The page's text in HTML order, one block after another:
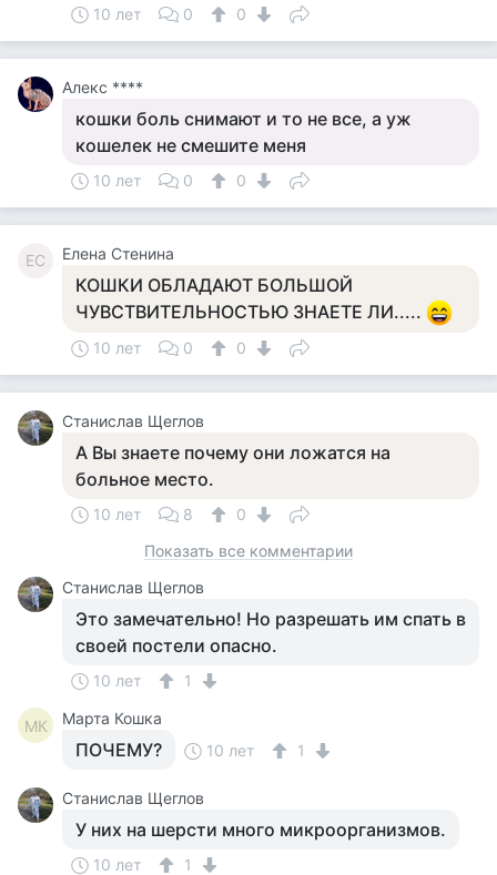
10 лет 0 0
Алекс ****
кошки боль снимают и то не все, а уж
кошелек не смешите меня
10 лет 0 0
ЕС Елена Стенина
КОШКИ ОБЛАДАЮТ БОЛЬШОЙ
ЧУВСТВИТЕЛЬНОСТЬЮ ЗНАЕТЕ ЛИ.....
10 лет 0 0
Станислав Щеглов
А Вы знаете почему они ложатся на
больное место.
10 лет 8
0
Показать все комментарии
Станислав Щеглов
Это замечательно! Но разрешать им спать в
своей постели опасно.
10 лет 1
МК Марта Кошка
ПОЧЕМУ? 10 лет 1
Станислав Щеглов
У них на шерсти много микроорганизмов.
10 лет 1